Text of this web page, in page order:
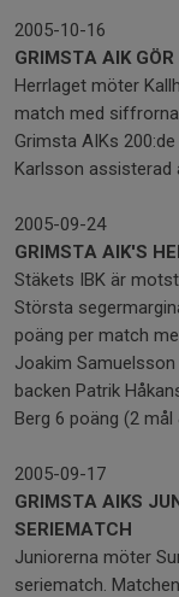
2005-10-16
GRIMSTA AIK
Herrlaget möter
match med
Grimsta AIKs
Karlsson assisterad
2005-09-24
GRIMSTA AIK'S
Stäkets IBK är
Största
poäng per match
Joakim
backen Patrik
Berg 6 poäng (2
2005-09-17
GRIMSTA AIKS
SERIEMATCH
Juniorerna möter
seriematch.